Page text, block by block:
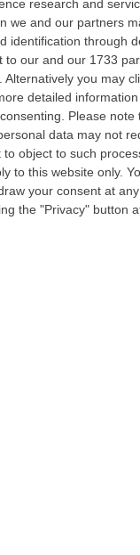
research and
we and our partners
identification through
to our and our 1733
Alternatively you may
detailed
Please note
data may not
object to such
to this website only.
your consent at
the "Privacy" button
e Indeed.
stampa di
programma alle
Dei Bruzi a
di:Paola
di Sviluppo
direttore
per le